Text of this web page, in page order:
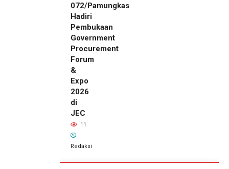
072/Pamungkas
Hadiri
Pembukaan
Government
Procurement
Forum
&
Expo
2026
di
JEC
11
Redaksi